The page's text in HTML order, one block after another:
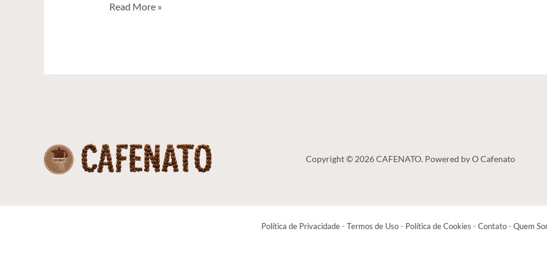
Read More »
Copyright © 2026 CAFENATO. Powered by O Cafenato
Política de Privacidade- Termos de Uso- Política de Cookies - Contato- Quem